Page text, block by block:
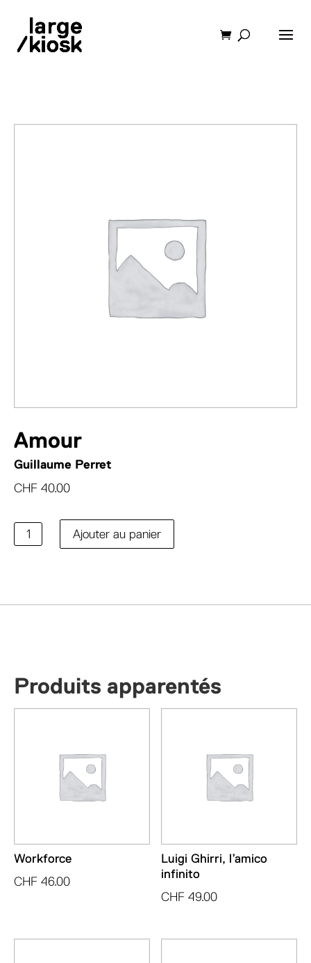
Amour
Guillaume Perret
CHF 40.00
quantité
Ajouter au panier
Produits apparentés
Workforce
CHF 46.00
Luigi Ghirri, l’amico
infinito
CHF 49.00